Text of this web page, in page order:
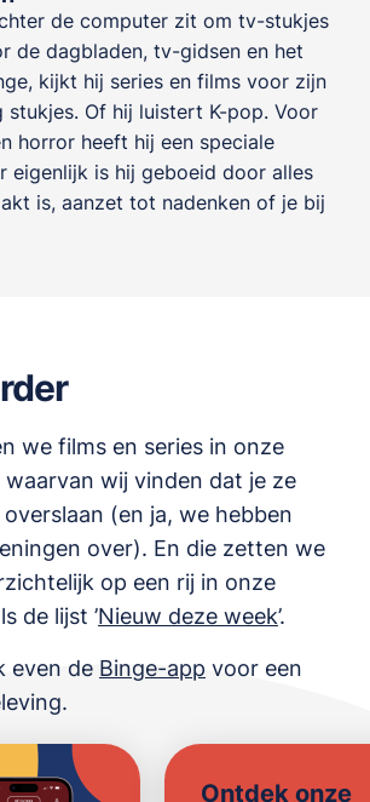
de computer zit om tv-stukjes
de dagbladen, tv-gidsen en het
kijkt hij series en films voor zijn
stukjes. Of hij luistert K-pop. Voor
horror heeft hij een speciale
eigenlijk is hij geboeid door alles
is, aanzet tot nadenken of je bij
we films en series in onze
wij vinden dat je ze
(en ja, we hebben
over). En die zetten we
op een rij in onze
de lijst ’Nieuw deze week’.
even de Binge-app voor een
Ontdek onze